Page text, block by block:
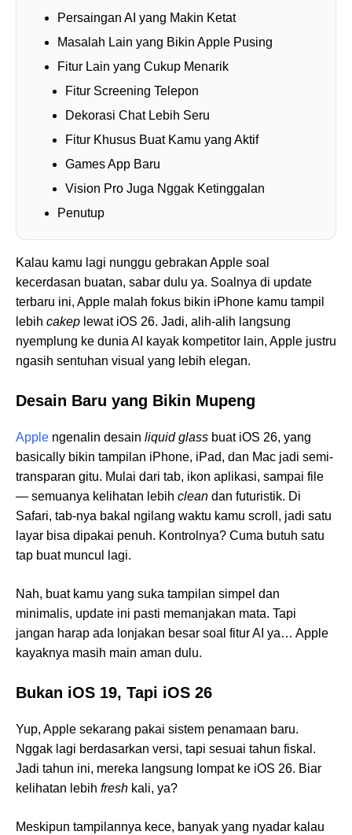
Persaingan AI yang Makin Ketat
Masalah Lain yang Bikin Apple Pusing
Fitur Lain yang Cukup Menarik
Fitur Screening Telepon
Dekorasi Chat Lebih Seru
Fitur Khusus Buat Kamu yang Aktif
Games App Baru
Vision Pro Juga Nggak Ketinggalan
Penutup
Kalau kamu lagi nunggu gebrakan Apple soal
kecerdasan buatan, sabar dulu ya. Soalnya di update
terbaru ini, Apple malah fokus bikin iPhone kamu tampil
lebih cakep lewat iOS 26. Jadi, alih-alih langsung
nyemplung ke dunia AI kayak kompetitor lain, Apple justru
ngasih sentuhan visual yang lebih elegan.
Desain Baru yang Bikin Mupeng
Apple ngenalin desain liquid glass buat iOS 26, yang
basically bikin tampilan iPhone, iPad, dan Mac jadi semi-
transparan gitu. Mulai dari tab, ikon aplikasi, sampai file
— semuanya kelihatan lebih clean dan futuristik. Di
Safari, tab-nya bakal ngilang waktu kamu scroll, jadi satu
layar bisa dipakai penuh. Kontrolnya? Cuma butuh satu
tap buat muncul lagi.
Nah, buat kamu yang suka tampilan simpel dan
minimalis, update ini pasti memanjakan mata. Tapi
jangan harap ada lonjakan besar soal fitur AI ya… Apple
kayaknya masih main aman dulu.
Bukan iOS 19, Tapi iOS 26
Yup, Apple sekarang pakai sistem penamaan baru.
Nggak lagi berdasarkan versi, tapi sesuai tahun fiskal.
Jadi tahun ini, mereka langsung lompat ke iOS 26. Biar
kelihatan lebih fresh kali, ya?
Meskipun tampilannya kece, banyak yang nyadar kalau